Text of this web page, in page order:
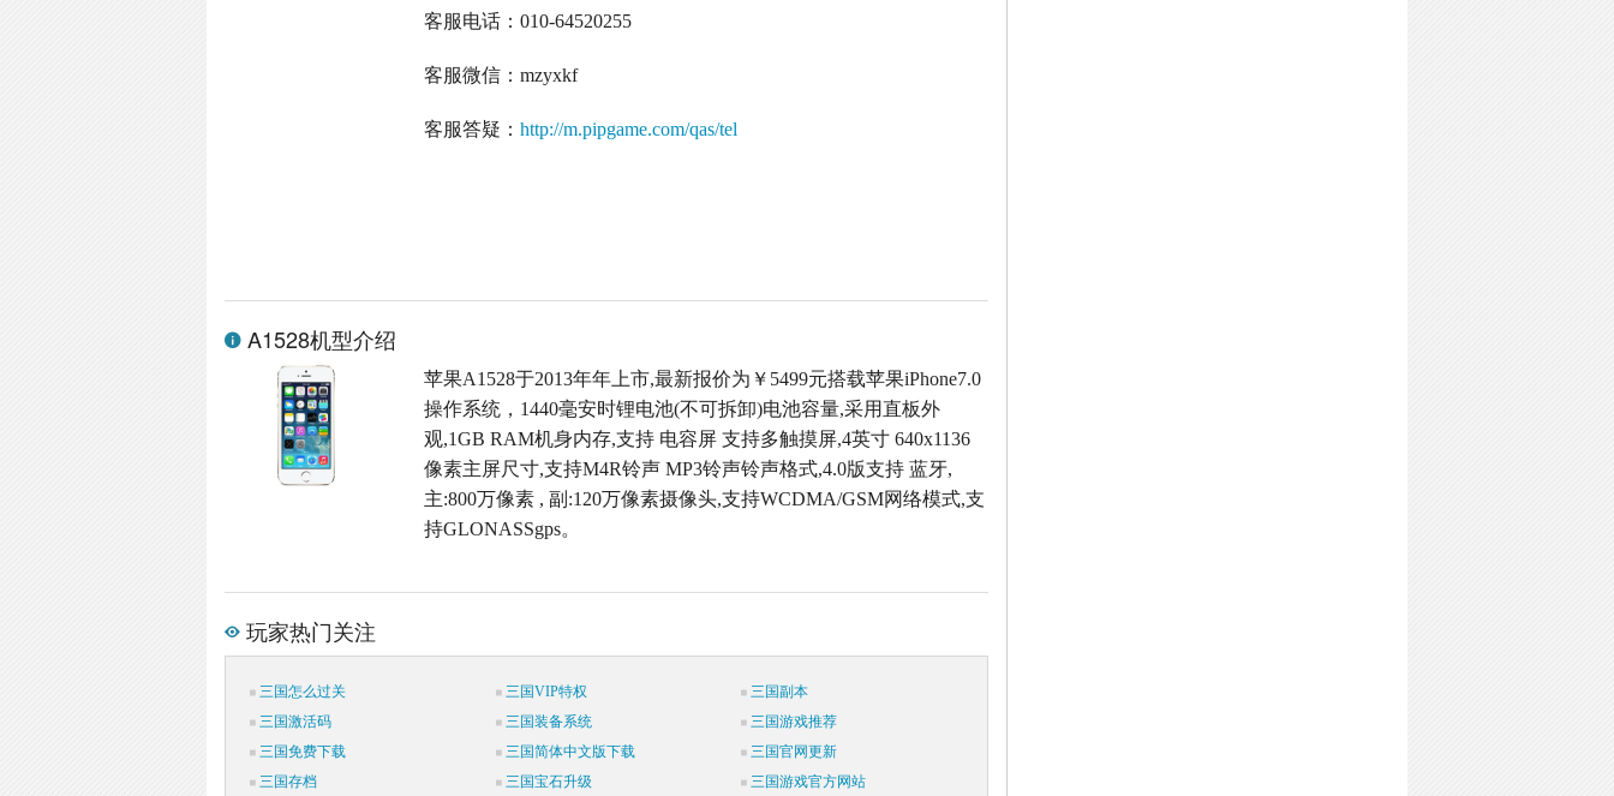
客服电话：010-64520255
客服微信：mzyxkf
客服答疑：http://m.pipgame.com/qas/tel
A1528机型介绍
苹果A1528于2013年年上市,最新报价为￥5499元搭载苹果iPhone7.0
操作系统，1440毫安时锂电池(不可拆卸)电池容量,采用直板外
观,1GB RAM机身内存,支持 电容屏 支持多触摸屏,4英寸 640x1136
像素主屏尺寸,支持M4R铃声 MP3铃声铃声格式,4.0版支持 蓝牙,
主:800万像素 , 副:120万像素摄像头,支持WCDMA/GSM网络模式,支
持GLONASSgps。
玩家热门关注
三国怎么过关 三国VIP特权
三国副本
三国激活码
三国装备系统
三国游戏推荐
三国免费下载
三国简体中文版下载
三国官网更新
三国存档
三国宝石升级 三国游戏官方网站